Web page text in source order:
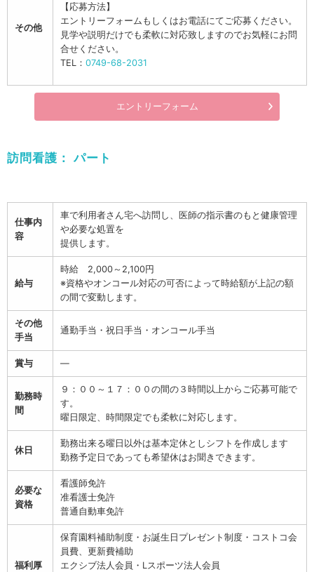
その他
【応募方法】
エントリーフォームもしくはお電話にてご応募ください。
見学や説明だけでも柔軟に対応致しますのでお気軽にお問
合せください。
TEL： 0749-68-2031
エントリーフォーム
訪問看護：パート
仕事内
容
車で利用者さん宅へ訪問し、医師の指示書のもと健康管理
や必要な処置を
提供します。
給与
時給 2,000～2,100円
※資格やオンコール対応の可否によって時給額が上記の額
の間で変動します。
その他
手当
通勤手当・祝日手当・オンコール手当
賞与 ―
勤務時
間
９：００～１７：００の間の３時間以上からご応募可能で
す。
曜日限定、時間限定でも柔軟に対応します。
休日
勤務出来る曜日以外は基本定休としシフトを作成します
勤務予定日であっても希望休はお聞きできます。
必要な
資格
看護師免許
准看護士免許
普通自動車免許
福利厚
保育園料補助制度・お誕生日プレゼント制度・コストコ会
員費、更新費補助
エクシブ法人会員・Lスポーツ法人会員